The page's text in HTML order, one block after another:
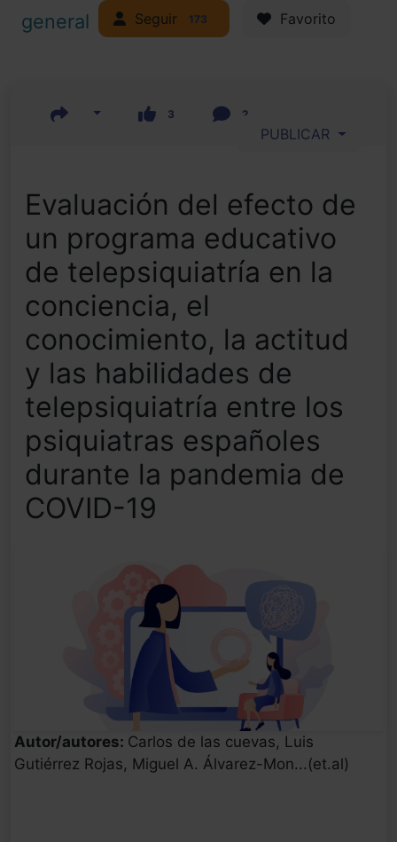
general
Seguir 173 Favorito
3 2
PUBLICAR
Evaluación del efecto de
un programa educativo
de telepsiquiatría en la
conciencia, el
conocimiento, la actitud
y las habilidades de
telepsiquiatría entre los
psiquiatras españoles
durante la pandemia de
COVID-19
Autor/autores: Carlos de las cuevas, Luis
Gutiérrez Rojas, Miguel A. Álvarez-Mon...(et.al)